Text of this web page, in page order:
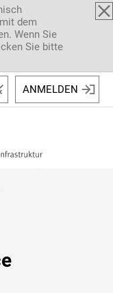
dem
Wenn Sie
Sie bitte
ANMELDEN